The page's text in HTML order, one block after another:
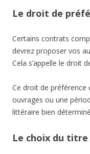
Le droit de
Certains contrats
devrez proposer vos
Cela s’appelle le droit
Ce droit de préférence
ouvrages ou une
littéraire bien
Le choix du